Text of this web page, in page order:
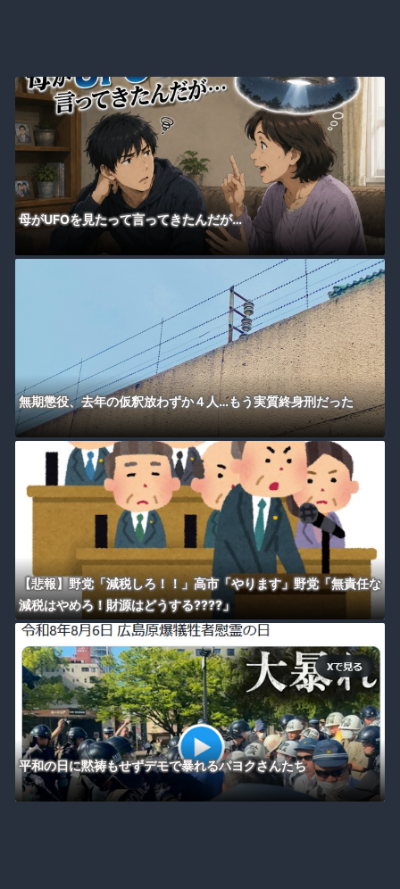
母がUFOを見たって言ってきたんだが…
無期懲役、去年の仮釈放わずか４人…もう実質終身刑だった
【悲報】野党「減税しろ！！」高市「やります」野党「無責任な
減税はやめろ！財源はどうする????」
平和の日に黙祷もせずデモで暴れるパヨクさんたち